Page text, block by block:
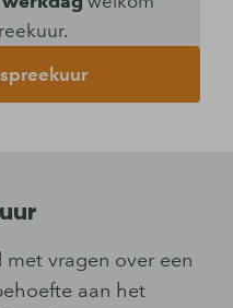
vragen over een
aan het